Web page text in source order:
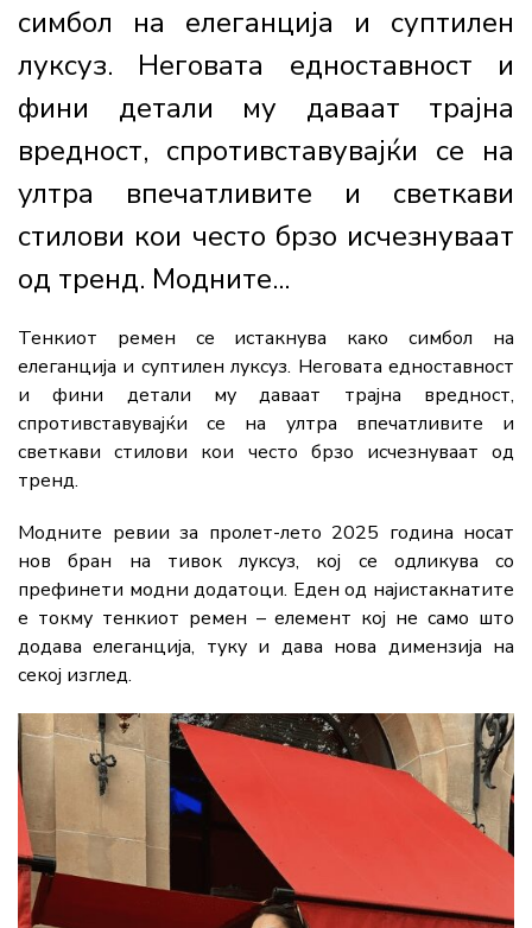
симбол на елеганција и суптилен
луксуз. Неговата едноставност и
фини детали му даваат трајна
вредност, спротивставувајќи се на
ултра впечатливите и светкави
стилови кои често брзо исчезнуваат
од тренд. Модните...
Тенкиот ремен се истакнува како симбол на
елеганција и суптилен луксуз. Неговата едноставност
и фини детали му даваат трајна вредност,
спротивставувајќи се на ултра впечатливите и
светкави стилови кои често брзо исчезнуваат од
тренд.
Модните ревии за пролет-лето 2025 година носат
нов бран на тивок луксуз, кој се одликува со
префинети модни додатоци. Еден од најистакнатите
е токму тенкиот ремен – елемент кој не само што
додава елеганција, туку и дава нова димензија на
секој изглед.